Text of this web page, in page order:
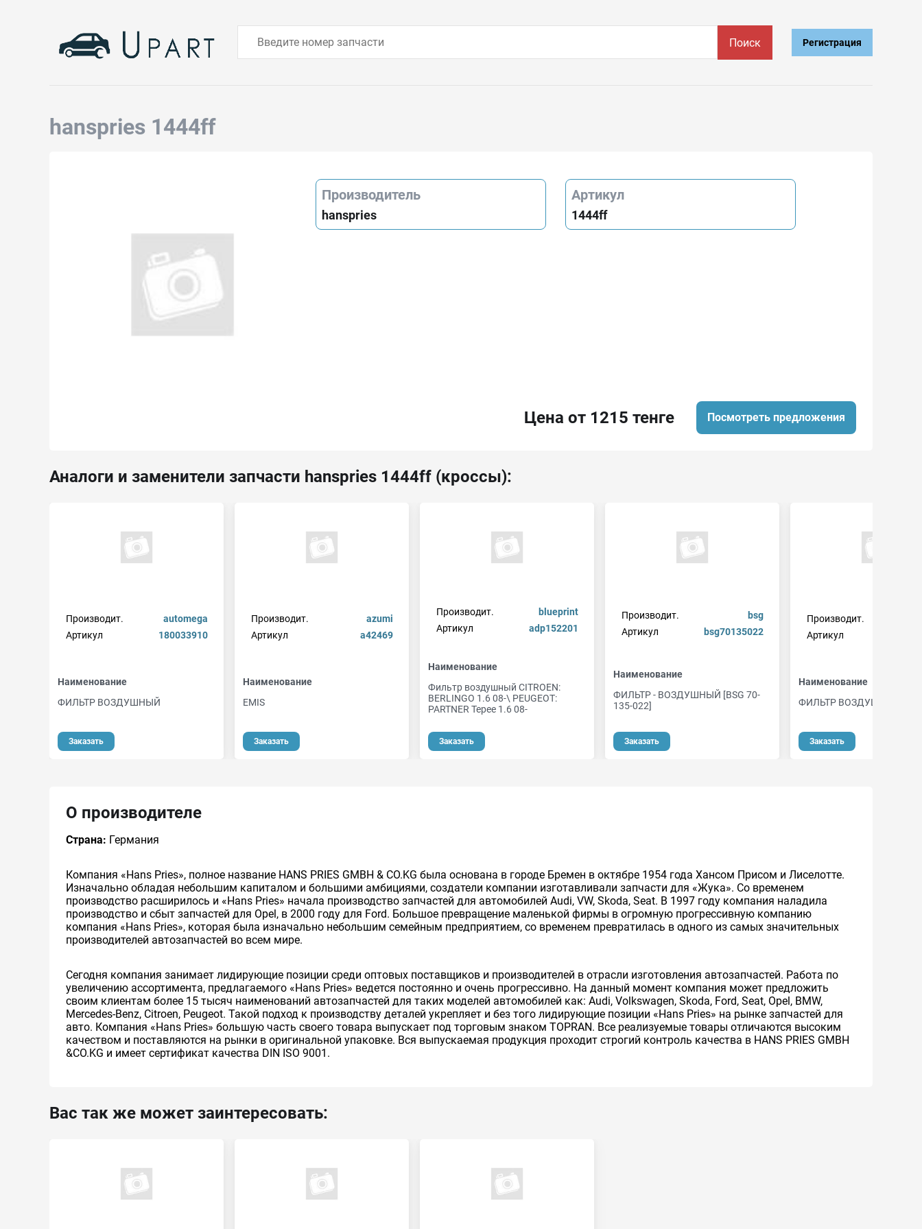
Поиск Регистрация
hanspries 1444ff
Производитель
hanspries
Артикул
1444ff
Цена от 1215 тенге Посмотреть предложения
Аналоги и заменители запчасти hanspries 1444ff (кроссы):
Производит.
automega
Артикул
180033910
Наименование
ФИЛЬТР ВОЗДУШНЫЙ
Заказать
Производит.
azumi
Артикул
a42469
Наименование
EMIS
Заказать
Производит.
blueprint
Артикул
adp152201
Наименование
Фильтр воздушный CITROEN:
BERLINGO 1.6 08-\ PEUGEOT:
PARTNER Tepee 1.6 08-
Заказать
Производит.
bsg
Артикул
bsg70135022
Наименование
ФИЛЬТР - ВОЗДУШНЫЙ [BSG 70-
135-022]
Заказать
Производит.
Артикул
Наименование
ФИЛЬТР ВОЗДУШНЫЙ
Заказать
О производителе
Страна: Германия
Компания «Hans Pries», полное название HANS PRIES GMBH & CO.KG была основана в городе Бремен в октябре 1954 года Хансом Присом и Лиселотте.
Изначально обладая небольшим капиталом и большими амбициями, создатели компании изготавливали запчасти для «Жука». Со временем
производство расширилось и «Hans Pries» начала производство запчастей для автомобилей Audi, VW, Skoda, Seat. В 1997 году компания наладила
производство и сбыт запчастей для Opel, в 2000 году для Ford. Большое превращение маленькой фирмы в огромную прогрессивную компанию
компания «Hans Pries», которая была изначально небольшим семейным предприятием, со временем превратилась в одного из самых значительных
производителей автозапчастей во всем мире.
Сегодня компания занимает лидирующие позиции среди оптовых поставщиков и производителей в отрасли изготовления автозапчастей. Работа по
увеличению ассортимента, предлагаемого «Hans Pries» ведется постоянно и очень прогрессивно. На данный момент компания может предложить
своим клиентам более 15 тысяч наименований автозапчастей для таких моделей автомобилей как: Audi, Volkswagen, Skoda, Ford, Seat, Opel, BMW,
Mercedes-Benz, Citroen, Peugeot. Такой подход к производству деталей укрепляет и без того лидирующие позиции «Hans Pries» на рынке запчастей для
авто. Компания «Hans Pries» большую часть своего товара выпускает под торговым знаком TOPRAN. Все реализуемые товары отличаются высоким
качеством и поставляются на рынки в оригинальной упаковке. Вся выпускаемая продукция проходит строгий контроль качества в HANS PRIES GMBH
&CO.KG и имеет сертификат качества DIN ISO 9001.
Вас так же может заинтересовать: